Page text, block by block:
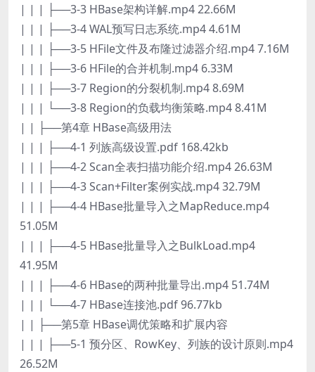
| | | ├──3-3 HBase架构详解.mp4 22.66M
| | | ├──3-4 WAL预写日志系统.mp4 4.61M
| | | ├──3-5 HFile文件及布隆过滤器介绍.mp4 7.16M
| | | ├──3-6 HFile的合并机制.mp4 6.33M
| | | ├──3-7 Region的分裂机制.mp4 8.69M
| | | └──3-8 Region的负载均衡策略.mp4 8.41M
| | ├──第4章 HBase高级用法
| | | ├──4-1 列族高级设置.pdf 168.42kb
| | | ├──4-2 Scan全表扫描功能介绍.mp4 26.63M
| | | ├──4-3 Scan+Filter案例实战.mp4 32.79M
| | | ├──4-4 HBase批量导入之MapReduce.mp4
51.05M
| | | ├──4-5 HBase批量导入之BulkLoad.mp4
41.95M
| | | ├──4-6 HBase的两种批量导出.mp4 51.74M
| | | └──4-7 HBase连接池.pdf 96.77kb
| | ├──第5章 HBase调优策略和扩展内容
| | | ├──5-1 预分区、RowKey、列族的设计原则.mp4
26.52M